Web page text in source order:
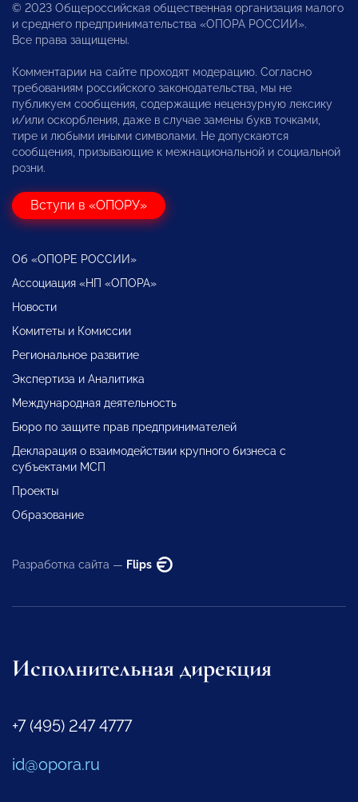
© 2023 Общероссийская общественная организация малого
и среднего предпринимательства «ОПОРА РОССИИ».
Все права защищены.
Комментарии на сайте проходят модерацию. Согласно
требованиям российского законодательства, мы не
публикуем сообщения, содержащие нецензурную лексику
и/или оскорбления, даже в случае замены букв точками,
тире и любыми иными символами. Не допускаются
сообщения, призывающие к межнациональной и социальной
розни.
Вступи в «ОПОРУ»
Об «ОПОРЕ РОССИИ»
Ассоциация «НП «ОПОРА»
Новости
Комитеты и Комиссии
Региональное развитие
Экспертиза и Аналитика
Международная деятельность
Бюро по защите прав предпринимателей
Декларация о взаимодействии крупного бизнеса с
субъектами МСП
Проекты
Образование
Разработка сайта — Flips
Исполнительная дирекция
+7 (495) 247 4777
id@opora.ru